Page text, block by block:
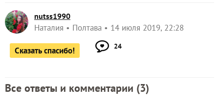
nutss1990
Наталия Полтава 14 июля 2019, 22:28
Сказать спасибо! 24
Все ответы и комментарии (3)